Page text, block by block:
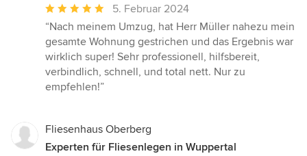
Durchschnittliche
Bewertung:
5
von
5
Sternen
5. Februar 2024
“Nach meinem Umzug, hat Herr Müller nahezu mein
gesamte Wohnung gestrichen und das Ergebnis war
wirklich super! Sehr professionell, hilfsbereit,
verbindlich, schnell, und total nett. Nur zu
empfehlen!”
Fliesenhaus Oberberg
Experten für Fliesenlegen in Wuppertal